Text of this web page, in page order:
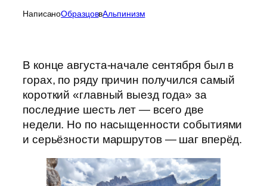
НаписаноОбразцоввАльпинизм
В конце августа-начале сентября был в
горах, по ряду причин получился самый
короткий «главный выезд года» за
последние шесть лет — всего две
недели. Но по насыщенности событиями
и серьёзности маршрутов — шаг вперёд.